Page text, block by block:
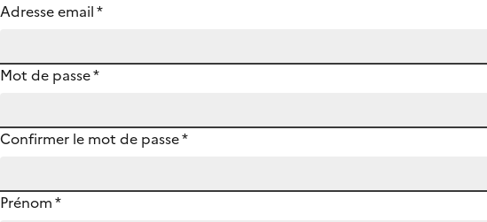
Adresse email*
Mot de passe*
Confirmer le mot de passe*
Prénom*